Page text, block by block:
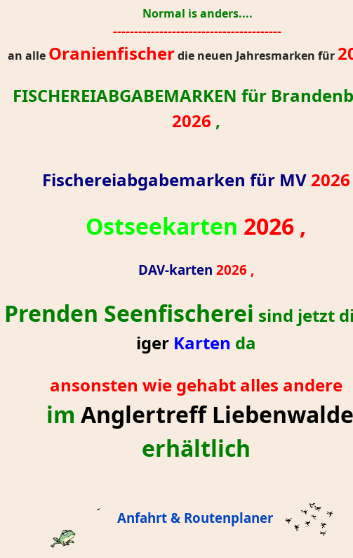
Normal is anders....
----------------------------------------
an alle Oranienfischerdie neuen Jahresmarken für
FISCHEREIABGABEMARKEN für
2026 ,
Fischereiabgabemarken für MV 2026
Ostseekarten 2026 ,
DAV-karten 2026 ,
Prenden Seenfischerei sind jetzt
iger Karten da
ansonsten wie gehabt alles andere
im Anglertreff Liebenwalde
erhältlich
Anfahrt & Routenplaner